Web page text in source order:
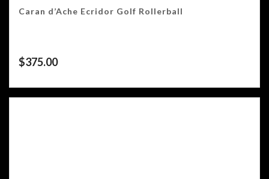
Caran d’Ache Ecridor Golf Rollerball
$375.00